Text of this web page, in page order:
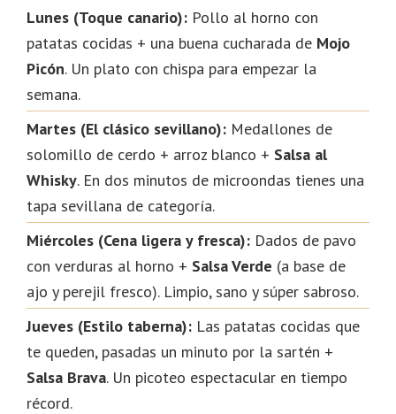
Lunes (Toque canario): Pollo al horno con
patatas cocidas + una buena cucharada de Mojo
Picón. Un plato con chispa para empezar la
semana.
Martes (El clásico sevillano): Medallones de
solomillo de cerdo + arroz blanco + Salsa al
Whisky. En dos minutos de microondas tienes una
tapa sevillana de categoría.
Miércoles (Cena ligera y fresca): Dados de pavo
con verduras al horno + Salsa Verde (a base de
ajo y perejil fresco). Limpio, sano y súper sabroso.
Jueves (Estilo taberna): Las patatas cocidas que
te queden, pasadas un minuto por la sartén +
Salsa Brava. Un picoteo espectacular en tiempo
récord.